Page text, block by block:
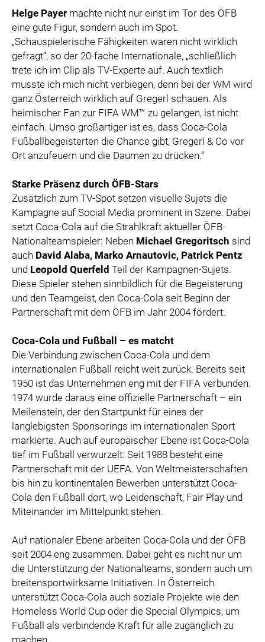
Helge Payer machte nicht nur einst im Tor des ÖFB
eine gute Figur, sondern auch im Spot.
„Schauspielerische Fähigkeiten waren nicht wirklich
gefragt“, so der 20-fache Internationale, „schließlich
trete ich im Clip als TV-Experte auf. Auch textlich
musste ich mich nicht verbiegen, denn bei der WM wird
ganz Österreich wirklich auf Gregerl schauen. Als
heimischer Fan zur FIFA WM™ zu gelangen, ist nicht
einfach. Umso großartiger ist es, dass Coca-Cola
Fußballbegeisterten die Chance gibt, Gregerl & Co vor
Ort anzufeuern und die Daumen zu drücken.“
Starke Präsenz durch ÖFB-Stars
Zusätzlich zum TV-Spot setzen visuelle Sujets die
Kampagne auf Social Media prominent in Szene. Dabei
setzt Coca-Cola auf die Strahlkraft aktueller ÖFB-
Nationalteamspieler: Neben Michael Gregoritsch sind
auch David Alaba, Marko Arnautovic, Patrick Pentz
und Leopold Querfeld Teil der Kampagnen-Sujets.
Diese Spieler stehen sinnbildlich für die Begeisterung
und den Teamgeist, den Coca-Cola seit Beginn der
Partnerschaft mit dem ÖFB im Jahr 2004 fördert.
Coca-Cola und Fußball – es matcht
Die Verbindung zwischen Coca-Cola und dem
internationalen Fußball reicht weit zurück. Bereits seit
1950 ist das Unternehmen eng mit der FIFA verbunden.
1974 wurde daraus eine offizielle Partnerschaft – ein
Meilenstein, der den Startpunkt für eines der
langlebigsten Sponsorings im internationalen Sport
markierte. Auch auf europäischer Ebene ist Coca-Cola
tief im Fußball verwurzelt: Seit 1988 besteht eine
Partnerschaft mit der UEFA. Von Weltmeisterschaften
bis hin zu kontinentalen Bewerben unterstützt Coca-
Cola den Fußball dort, wo Leidenschaft, Fair Play und
Miteinander im Mittelpunkt stehen.
Auf nationaler Ebene arbeiten Coca-Cola und der ÖFB
seit 2004 eng zusammen. Dabei geht es nicht nur um
die Unterstützung der Nationalteams, sondern auch um
breitensportwirksame Initiativen. In Österreich
unterstützt Coca-Cola auch soziale Projekte wie den
Homeless World Cup oder die Special Olympics, um
Fußball als verbindende Kraft für alle zugänglich zu